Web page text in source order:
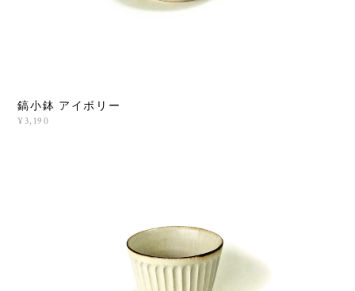
鎬小鉢 アイボリー
¥3,190